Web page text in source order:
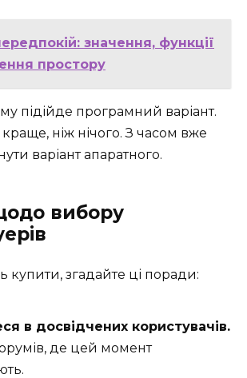
значення, функції
простору
підійде програмний варіант.
ніж нічого. З часом вже
варіант апаратного.
вибору
згадайте ці поради:
в досвідчених користувачів.
де цей момент